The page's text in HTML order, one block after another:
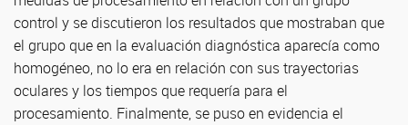
control y se discutieron los resultados que mostraban que
el grupo que en la evaluación diagnóstica aparecía como
homogéneo, no lo era en relación con sus trayectorias
oculares y los tiempos que requería para el
procesamiento. Finalmente, se puso en evidencia el